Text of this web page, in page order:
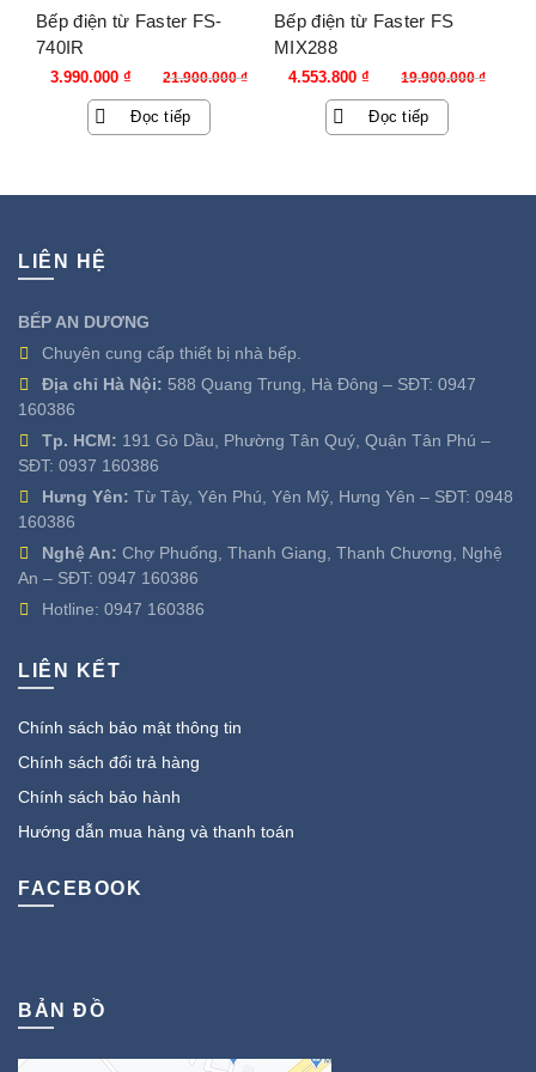
Bếp điện từ Faster FS-
740IR
21.900.000₫
Giá
gốc
3.990.000 ₫
Giá
hiện
tại
Đọc tiếp
Bếp điện từ Faster FS
MIX288
19.900.000₫
Giá
gốc
4.553.800 ₫
Giá
hiện
tại
Đọc tiếp
LIÊN HỆ
BẾP AN DƯƠNG
Chuyên cung cấp thiết bị nhà bếp.
Địa chỉ Hà Nội: 588 Quang Trung, Hà Đông – SĐT: 0947
160386
Tp. HCM: 191 Gò Dầu, Phường Tân Quý, Quận Tân Phú –
SĐT: 0937 160386
Hưng Yên: Từ Tây, Yên Phú, Yên Mỹ, Hưng Yên – SĐT: 0948
160386
Nghệ An: Chợ Phuống, Thanh Giang, Thanh Chương, Nghệ
An – SĐT: 0947 160386
Hotline: 0947 160386
LIÊN KẾT
Chính sách bảo mật thông tin
Chính sách đổi trả hàng
Chính sách bảo hành
Hướng dẫn mua hàng và thanh toán
FACEBOOK
BẢN ĐỒ